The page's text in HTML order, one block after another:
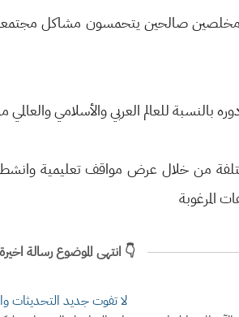
مخلصين صالحين يتحمسون مشاكل
بالنسبة للعالم العربي والأسلامي
من خلال عرض مواقف تعليمية وانشطة
المرغوبة
👇 انتهى الموضوع رسالة
لا تفوت جديد التحديثات